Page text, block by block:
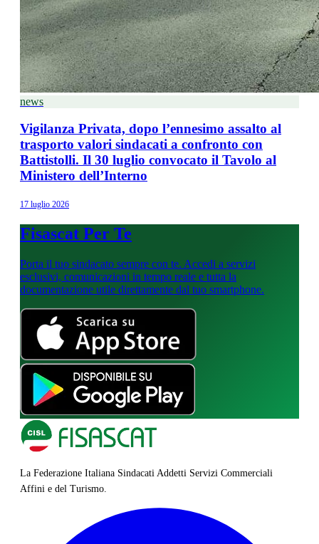
news
Vigilanza Privata, dopo l’ennesimo assalto al
trasporto valori sindacati a confronto con
Battistolli. Il 30 luglio convocato il Tavolo al
Ministero dell’Interno
17 luglio 2026
Fisascat Per Te
Porta il tuo sindacato sempre con te. Accedi a servizi
esclusivi, comunicazioni in tempo reale e tutta la
documentazione utile direttamente dal tuo smartphone.
La Federazione Italiana Sindacati Addetti Servizi Commerciali
Affini e del Turismo.